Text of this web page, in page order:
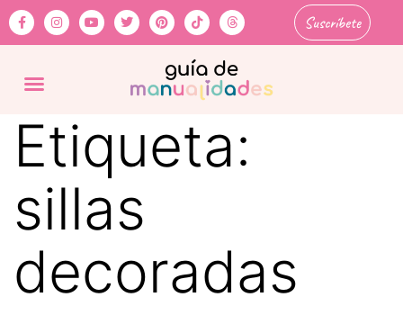
Suscríbete
Etiqueta:
sillas
decoradas